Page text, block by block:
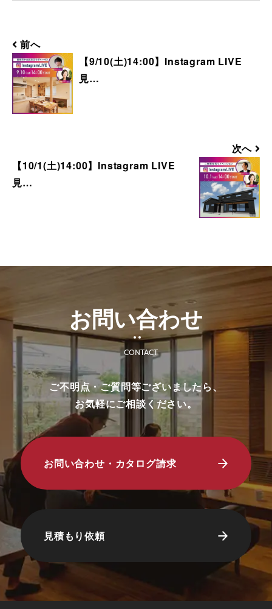
各キャリアへお問い合わせください。
■ 来場予約からプレゼントまでの流れ
1. 当フォームからご予約いただきます。
ます。
4. 後日、弊社からプレゼントを郵送にてお
のみ対象とさせていだきます。
させていただきます。
・プレゼントは、1名様（1家族様）1回限
りとさせていただきます。
・過去に資料請求などでプレゼントさせて
いただいた方は対象外とさせていただきま
す。
・未成年者様のみのご来場は対象外とさせ
ていただきます。
・弊社のアンケートにご協力していただく
■ 個人情報の取り扱いについて
・ご入力いただきました情報は「
プライバ
前へ
【9/10(土)14:00】Instagram LIVE
見…
次へ
【10/1(土)14:00】Instagram LIVE
見…
お問い合わせ
CONTACT
ご不明点・ご質問等ございましたら、
お気軽にご相談ください。
お問い合わせ・カタログ請求
見積もり依頼